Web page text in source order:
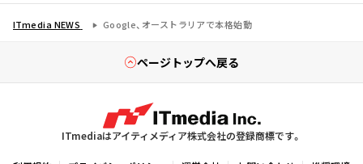
ITmedia NEWS Google、オーストラリアで本格始動
ページトップへ戻る
ITmediaはアイティメディア株式会社の登録商標です。